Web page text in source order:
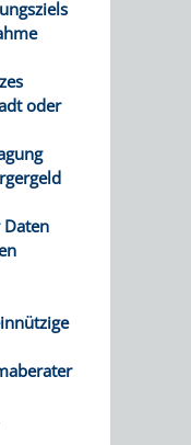
oder